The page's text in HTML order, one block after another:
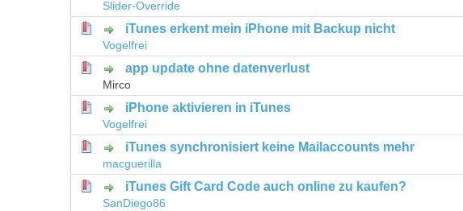
Slider-Override
iTunes erkent mein iPhone mit Backup nicht
Vogelfrei
0 Bewertung(en) - 0 von 5 durchschnittlich
12345
app update ohne datenverlust
Mirco
0 Bewertung(en) - 0 von 5 durchschnittlich
12345
iPhone aktivieren in iTunes
Vogelfrei
0 Bewertung(en) - 0 von 5 durchschnittlich
123
iTunes synchronisiert keine Mailaccounts mehr
macguerilla
0 Bewertung(en) - 0 von 5 durchschnittlich
12345
iTunes Gift Card Code auch online zu kaufen?
SanDiego86
0 Bewertung(en) - 0 von 5 durchschnittlich
12345